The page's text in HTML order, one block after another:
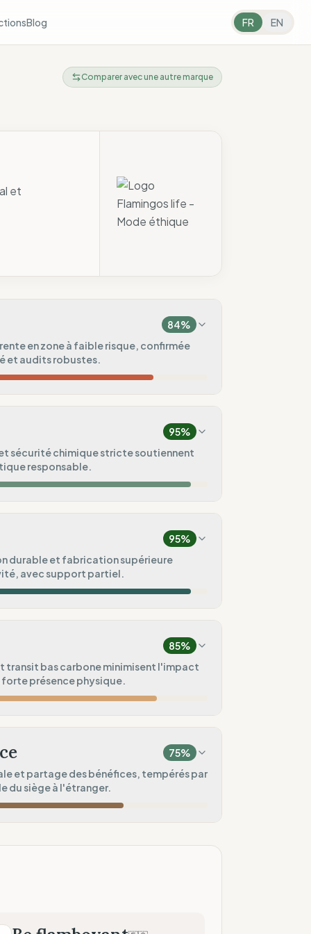
Blog FR EN
Comparer avec une autre marque
et
84%
en zone à faible risque, confirmée
et audits robustes.
75
95%
sécurité chimique stricte soutiennent
responsable.
95%
durable et fabrication supérieure
avec support partiel.
commande)
%
/ Haute densité)
85%
transit bas carbone minimisent l'impact
présence physique.
100
75%
et partage des bénéfices, tempérés par
du siège à l'étranger.